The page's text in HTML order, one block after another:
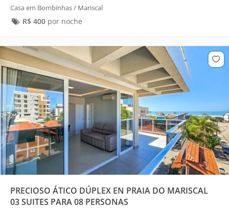
Casa em Bombinhas / Mariscal
R$ 400por noche
PRECIOSO ÁTICO DÚPLEX EN PRAIA DO MARISCAL
03 SUITES PARA 08 PERSONAS